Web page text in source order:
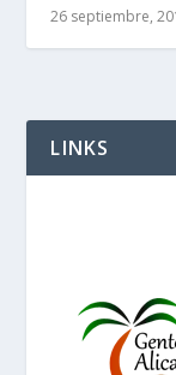
26 septiembre,
LINKS